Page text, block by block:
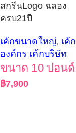
สกรีนLogo ฉลอง
ครบ21ปี
เค้กขนาดใหญ่, เค้ก
องค์กร เค้กบริษัท
ขนาด 10 ปอนด์
฿7,900